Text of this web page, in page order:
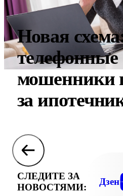
Новая
телефонные
мошенники
за
СЛЕДИТЕ ЗА
НОВОСТЯМИ:
Дзен